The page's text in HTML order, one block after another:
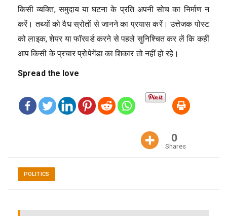
किसी व्यक्ति, समुदाय या घटना के प्रति अपनी सोच का निर्माण न
करें। तथ्यों को वैध स्रोतों से जानने का प्रयास करें। उत्तेजक पोस्ट
को लाइक, शेयर या फॉरवर्ड करने से पहले सुनिश्चित कर लें कि कहीं
आप किसी के प्रचार प्रोपेगेंडा का शिकार तो नहीं हो रहे।
Spread the love
0
Shares
POLITICS